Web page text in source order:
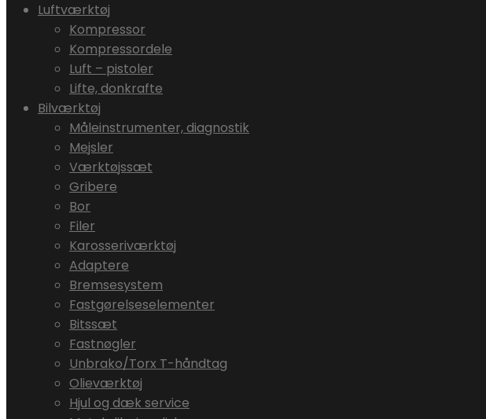
Luftværktøj
Kompressor
Kompressordele
Luft – pistoler
Lifte, donkrafte
Bilværktøj
Måleinstrumenter, diagnostik
Mejsler
Værktøjssæt
Gribere
Bor
Filer
Karosseriværktøj
Adaptere
Bremsesystem
Fastgørelseselementer
Bitssæt
Fastnøgler
Unbrako/Torx T-håndtag
Olieværktøj
Hjul og dæk service